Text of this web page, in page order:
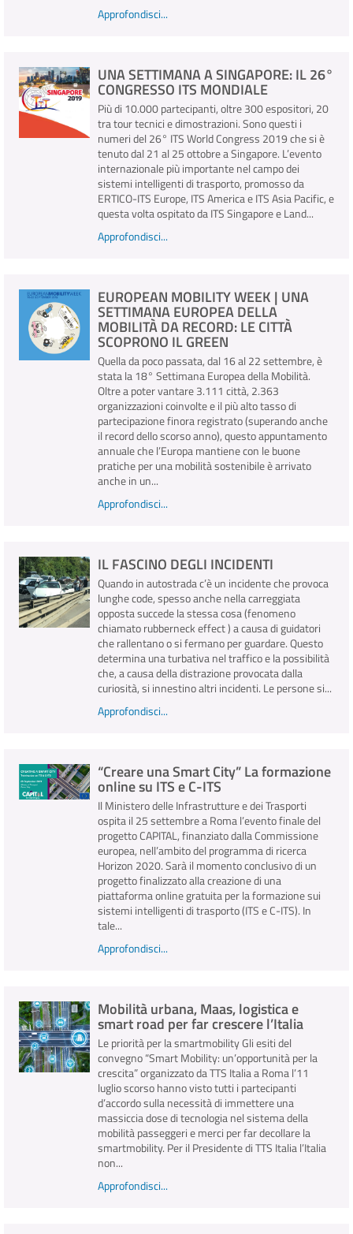
Approfondisci...
UNA SETTIMANA A SINGAPORE: IL 26°
CONGRESSO ITS MONDIALE
Più di 10.000 partecipanti, oltre 300 espositori, 20
tra tour tecnici e dimostrazioni. Sono questi i
numeri del 26° ITS World Congress 2019 che si è
tenuto dal 21 al 25 ottobre a Singapore. L’evento
internazionale più importante nel campo dei
sistemi intelligenti di trasporto, promosso da
ERTICO-ITS Europe, ITS America e ITS Asia Pacific, e
questa volta ospitato da ITS Singapore e Land...
Approfondisci...
EUROPEAN MOBILITY WEEK | UNA
SETTIMANA EUROPEA DELLA
MOBILITÀ DA RECORD: LE CITTÀ
SCOPRONO IL GREEN
Quella da poco passata, dal 16 al 22 settembre, è
stata la 18° Settimana Europea della Mobilità.
Oltre a poter vantare 3.111 città, 2.363
organizzazioni coinvolte e il più alto tasso di
partecipazione finora registrato (superando anche
il record dello scorso anno), questo appuntamento
annuale che l’Europa mantiene con le buone
pratiche per una mobilità sostenibile è arrivato
anche in un...
Approfondisci...
IL FASCINO DEGLI INCIDENTI
Quando in autostrada c’è un incidente che provoca
lunghe code, spesso anche nella carreggiata
opposta succede la stessa cosa (fenomeno
chiamato rubberneck effect ) a causa di guidatori
che rallentano o si fermano per guardare. Questo
determina una turbativa nel traffico e la possibilità
che, a causa della distrazione provocata dalla
curiosità, si innestino altri incidenti. Le persone si...
Approfondisci...
“Creare una Smart City” La formazione
online su ITS e C-ITS
Il Ministero delle Infrastrutture e dei Trasporti
ospita il 25 settembre a Roma l’evento finale del
progetto CAPITAL, finanziato dalla Commissione
europea, nell’ambito del programma di ricerca
Horizon 2020. Sarà il momento conclusivo di un
progetto finalizzato alla creazione di una
piattaforma online gratuita per la formazione sui
sistemi intelligenti di trasporto (ITS e C-ITS). In
tale...
Approfondisci...
Mobilità urbana, Maas, logistica e
smart road per far crescere l’Italia
Le priorità per la smartmobility Gli esiti del
convegno “Smart Mobility: un’opportunità per la
crescita” organizzato da TTS Italia a Roma l’11
luglio scorso hanno visto tutti i partecipanti
d’accordo sulla necessità di immettere una
massiccia dose di tecnologia nel sistema della
mobilità passeggeri e merci per far decollare la
smartmobility. Per il Presidente di TTS Italia l’Italia
non...
Approfondisci...